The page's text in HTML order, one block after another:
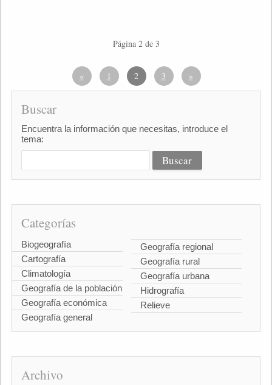
Página 2 de 3
« 1 2 3 »
Buscar
Encuentra la información que necesitas, introduce el
tema:
Categorías
Biogeografía
Cartografía
Climatología
Geografía de la población
Geografía económica
Geografía general
Geografía regional
Geografía rural
Geografía urbana
Hidrografía
Relieve
Archivo